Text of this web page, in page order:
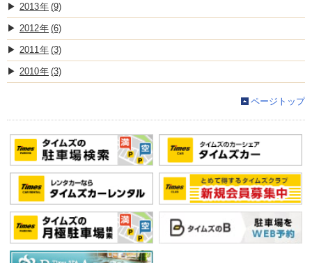
2013 (9)
2012 (6)
2011 (3)
2010 (3)
ページトップ